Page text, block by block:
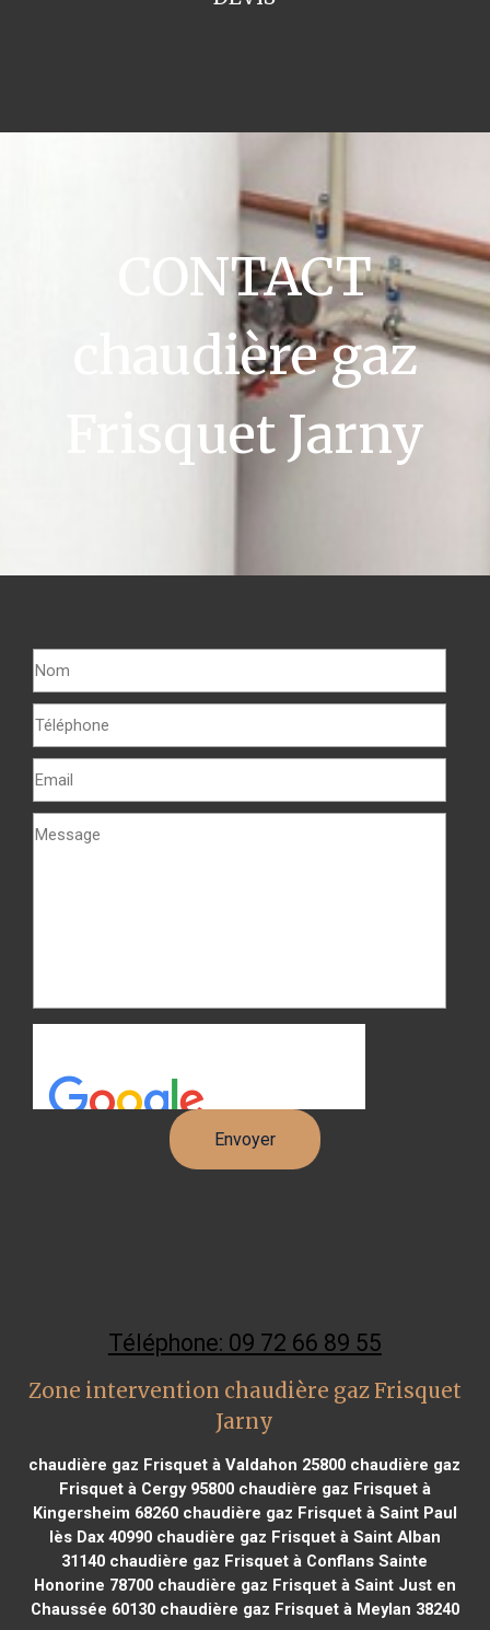
CONTACT
chaudière gaz
Frisquet Jarny
Téléphone: 09 72 66 89 55
Zone intervention chaudière gaz Frisquet
Jarny
chaudière gaz Frisquet à Valdahon 25800 chaudière gaz
Frisquet à Cergy 95800chaudière gaz Frisquet à
Kingersheim 68260chaudière gaz Frisquet à Saint Paul
lès Dax 40990chaudière gaz Frisquet à Saint Alban
31140 chaudière gaz Frisquet à Conflans Sainte
Honorine 78700chaudière gaz Frisquet à Saint Just en
Chaussée 60130chaudière gaz Frisquet à Meylan 38240